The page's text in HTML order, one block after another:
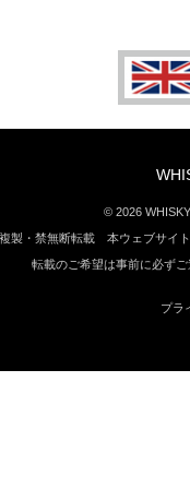
© 2026
製・禁無断転載 本ウェブサイ
転載のご希望は事前に必ず
プラ